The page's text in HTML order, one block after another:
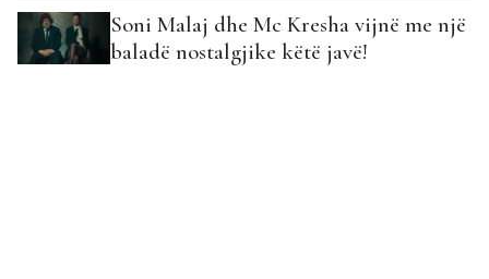
Soni Malaj dhe Mc Kresha vijnë me një
baladë nostalgjike këtë javë!